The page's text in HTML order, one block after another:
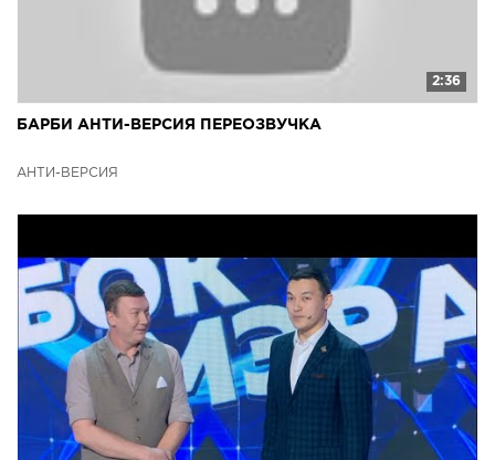
2:36
БАРБИ АНТИ-ВЕРСИЯ ПЕРЕОЗВУЧКА
АНТИ-ВЕРСИЯ